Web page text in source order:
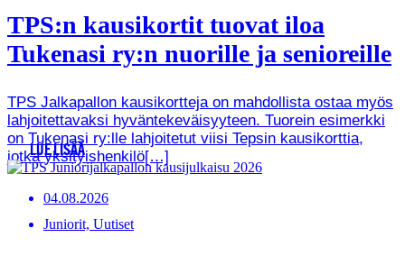
TPS:n kausikortit tuovat iloa
Tukenasi ry:n nuorille ja senioreille
TPS Jalkapallon kausikortteja on mahdollista ostaa myös
lahjoitettavaksi hyväntekeväisyyteen. Tuorein esimerkki
on Tukenasi ry:lle lahjoitetut viisi Tepsin kausikorttia,
jotka yksityishenkilö[…]
LUE LISÄÄ
04.08.2026
Juniorit, Uutiset